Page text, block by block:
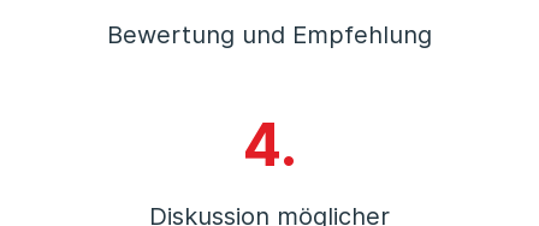
Bewertung und Empfehlung
4.
Diskussion möglicher